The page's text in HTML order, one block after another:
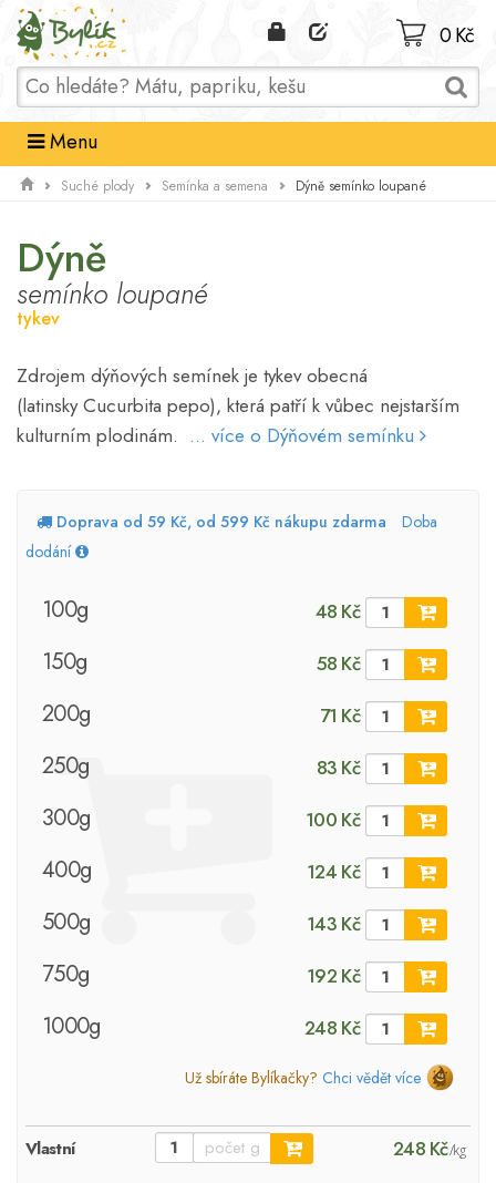
Domů
0 Kč
Menu
Suché plody Semínka a semena Dýně semínko loupané
Dýně
semínko loupané
tykev
Zdrojem dýňových semínek je tykev obecná
(latinsky Cucurbita pepo), která patří k vůbec nejstarším
kulturním plodinám. ... více o Dýňovém semínku
Doprava od 59 Kč, od 599 Kč nákupu zdarma
Doba
dodání
100g 48 Kč
150g 58 Kč
200g 71 Kč
250g 83 Kč
300g 100 Kč
400g 124 Kč
500g 143 Kč
750g 192 Kč
1000g 248 Kč
Už sbíráte Bylíkačky? Chci vědět více
Vlastní 248 Kč/kg